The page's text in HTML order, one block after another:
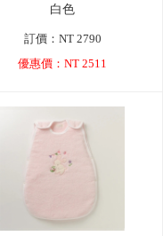
白色
訂價：NT 2790
優惠價：NT 2511